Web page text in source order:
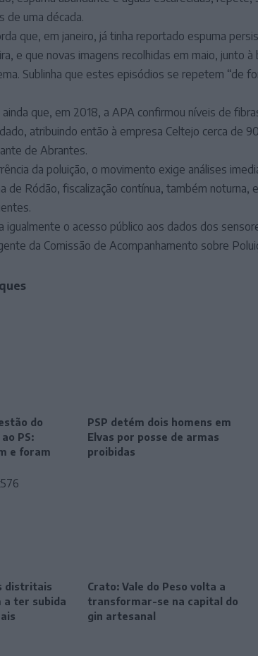
de uma década.
que, em janeiro, já tinha reportado espuma
e que novas imagens recolhidas em maio, junto
Sublinha que estes episódios se repetem “de
ainda que, em 2018, a APA confirmou níveis de
atribuindo então à empresa Celtejo cerca de
de Abrantes.
da poluição, o movimento exige análises
de Ródão, fiscalização contínua, também noturna,
igualmente o acesso público aos dados dos
da Comissão de Acompanhamento sobre
do
PS:
e foram
PSP detém dois homens em
Elvas por posse de armas
proibidas
distritais
a ter subida
Crato: Vale do Peso volta a
transformar-se na capital do
gin artesanal